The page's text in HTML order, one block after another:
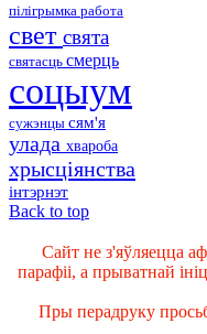
пілігрымка работа
свет свята
святасць смерць
соцыум
сужэнцы сям'я
улада хвароба
хрысціянства
інтэрнэт
Back to top
Сайт не з'яўляецца
парафіі, а прыватнай
Пры перадруку